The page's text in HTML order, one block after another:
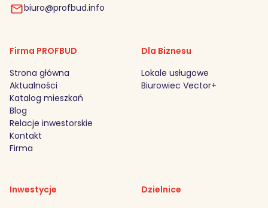
biuro@profbud.info
Firma PROFBUD
Strona główna
Aktualności
Katalog mieszkań
Blog
Relacje inwestorskie
Kontakt
Firma
Dla Biznesu
Lokale usługowe
Biurowiec Vector+
Inwestycje
Dzielnice